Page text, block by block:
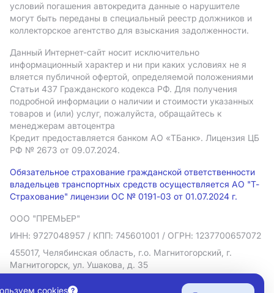
условий погашения автокредита данные о нарушителе
могут быть переданы в специальный реестр должников и
коллекторское агентство для взыскания задолженности.
Данный Интернет-сайт носит исключительно
информационный характер и ни при каких условиях не я
вляется публичной офертой, определяемой положениями
Статьи 437 Гражданского кодекса РФ. Для получения
подробной информации о наличии и стоимости указанных
товаров и (или) услуг, пожалуйста, обращайтесь к
менеджерам автоцентра
Кредит предоставляется банком АO «ТБанк». Лицензия ЦБ
РФ № 2673 от 09.07.2024.
Обязательное страхование гражданской ответственности
владельцев транспортных средств осуществляется АО "Т-
Страхование" лицензии ОС № 0191-03 от 01.07.2024 г.
ООО "ПРЕМЬЕР"
ИНН: 9727048957 / КПП: 745601001 / ОГРН: 1237700657072
455017, Челябинская область, г.о. Магнитогорский, г.
Магнитогорск, ул. Ушакова, д. 35
Политика в отношении обработки персональных данных
cookies